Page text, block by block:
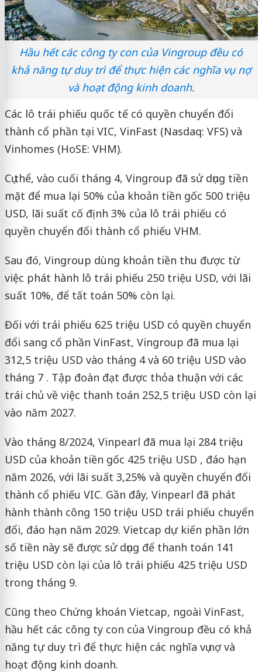
Hầu hết các công ty con của Vingroup đều có
khả năng tự duy trì để thực hiện các nghĩa vụ nợ
và hoạt động kinh doanh.
Các lô trái phiếu quốc tế có quyền chuyển đổi
thành cổ phần tại VIC, VinFast (Nasdaq: VFS) và
Vinhomes (HoSE: VHM).
Cụ thể, vào cuối tháng 4, Vingroup đã sử dụng tiền
mặt để mua lại 50% của khoản tiền gốc 500 triệu
USD, lãi suất cố định 3% của lô trái phiếu có
quyền chuyển đổi thành cổ phiếu VHM.
Sau đó, Vingroup dùng khoản tiền thu được từ
việc phát hành lô trái phiếu 250 triệu USD, với lãi
suất 10%, để tất toán 50% còn lại.
Đối với trái phiếu 625 triệu USD có quyền chuyển
đổi sang cổ phần VinFast, Vingroup đã mua lại
312,5 triệu USD vào tháng 4 và 60 triệu USD vào
tháng 7 . Tập đoàn đạt được thỏa thuận với các
trái chủ về việc thanh toán 252,5 triệu USD còn lại
vào năm 2027.
Vào tháng 8/2024, Vinpearl đã mua lại 284 triệu
USD của khoản tiền gốc 425 triệu USD , đáo hạn
năm 2026, với lãi suất 3,25% và quyền chuyển đổi
thành cổ phiếu VIC. Gần đây, Vinpearl đã phát
hành thành công 150 triệu USD trái phiếu chuyển
đổi, đáo hạn năm 2029. Vietcap dự kiến phần lớn
số tiền này sẽ được sử dụng để thanh toán 141
triệu USD còn lại của lô trái phiếu 425 triệu USD
trong tháng 9.
Cũng theo Chứng khoán Vietcap, ngoài VinFast,
hầu hết các công ty con của Vingroup đều có khả
năng tự duy trì để thực hiện các nghĩa vụ nợ và
hoạt động kinh doanh.